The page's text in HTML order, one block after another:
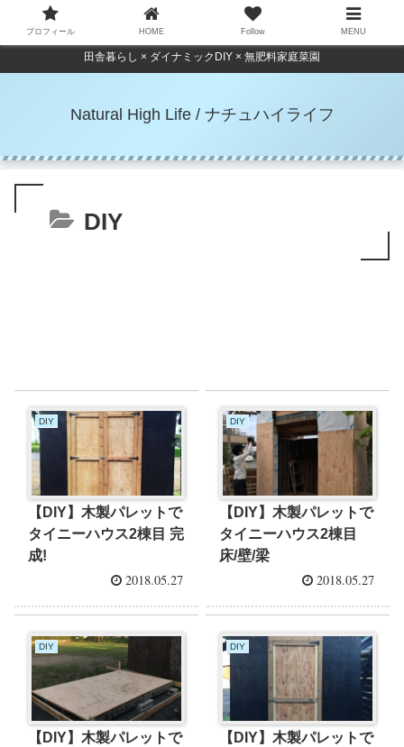
田舎暮らし × ダイナミックDIY × 無肥料家庭菜園
Natural High Life / ナチュハイライフ
DIY
DIY
【DIY】木製パレットで
タイニーハウス2棟目 完
成!
2018.05.27
DIY
【DIY】木製パレットで
タイニーハウス2棟目
床/壁/梁
2018.05.27
DIY
【DIY】木製パレットで
DIY
【DIY】木製パレットで
プロフィール HOME Follow MENU